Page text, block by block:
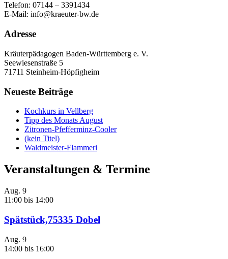
Telefon: 07144 – 3391434
E-Mail: info@kraeuter-bw.de
Adresse
Kräuterpädagogen Baden-Württemberg e. V.
Seewiesenstraße 5
71711 Steinheim-Höpfigheim
Neueste Beiträge
Kochkurs in Vellberg
Tipp des Monats August
Zitronen-Pfefferminz-Cooler
(kein Titel)
Waldmeister-Flammeri
Veranstaltungen & Termine
Aug. 9
11:00 bis 14:00
Spätstück,75335 Dobel
Aug. 9
14:00 bis 16:00